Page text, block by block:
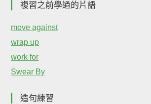
複習之前學過的片語
move against
wrap up
work for
Swear By
造句練習